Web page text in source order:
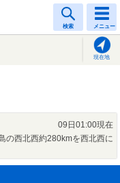
検索 メニュー
現在地
09日01:00現在
の西北西約280kmを西北西に